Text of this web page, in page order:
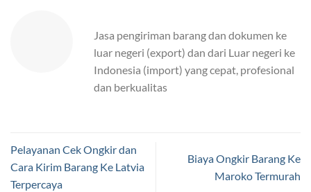
Jasa pengiriman barang dan dokumen ke
luar negeri (export) dan dari Luar negeri ke
Indonesia (import) yang cepat, profesional
dan berkualitas
Pelayanan Cek Ongkir dan
Cara Kirim Barang Ke Latvia
Terpercaya
Biaya Ongkir Barang Ke
Maroko Termurah